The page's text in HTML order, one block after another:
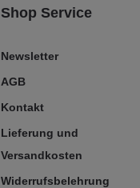
Shop Service
Newsletter
AGB
Kontakt
Lieferung und
Versandkosten
Widerrufsbelehrung